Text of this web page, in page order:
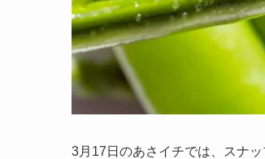
3月17日のあさイチでは、スナ